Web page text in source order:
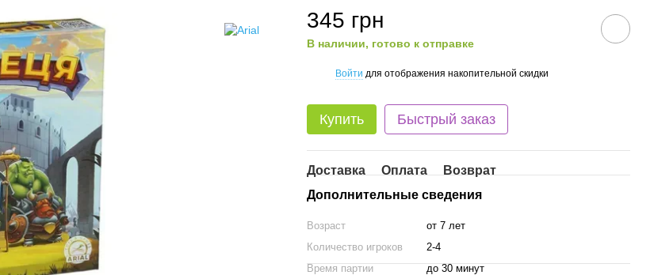
345 грн
В наличии, готово к отправке
Войти для отображения накопительной скидки
Купить Быстрый заказ
Доставка Оплата
Возврат
Дополнительные сведения
Возраст
от 7 лет
Количество игроков
2-4
Время партии
до 30 минут